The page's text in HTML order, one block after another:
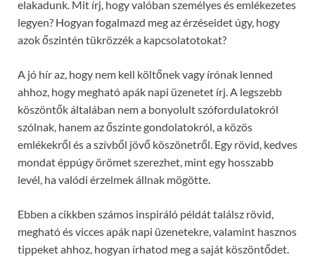
elakadunk. Mit írj, hogy valóban személyes és emlékezetes
legyen? Hogyan fogalmazd meg az érzéseidet úgy, hogy
azok őszintén tükrözzék a kapcsolatotokat?
A jó hír az, hogy nem kell költőnek vagy írónak lenned
ahhoz, hogy megható apák napi üzenetet írj. A legszebb
köszöntők általában nem a bonyolult szófordulatokról
szólnak, hanem az őszinte gondolatokról, a közös
emlékekről és a szívből jövő köszönetről. Egy rövid, kedves
mondat éppúgy örömet szerezhet, mint egy hosszabb
levél, ha valódi érzelmek állnak mögötte.
Ebben a cikkben számos inspiráló példát találsz rövid,
megható és vicces apák napi üzenetekre, valamint hasznos
tippeket ahhoz, hogyan írhatod meg a saját köszöntődet.